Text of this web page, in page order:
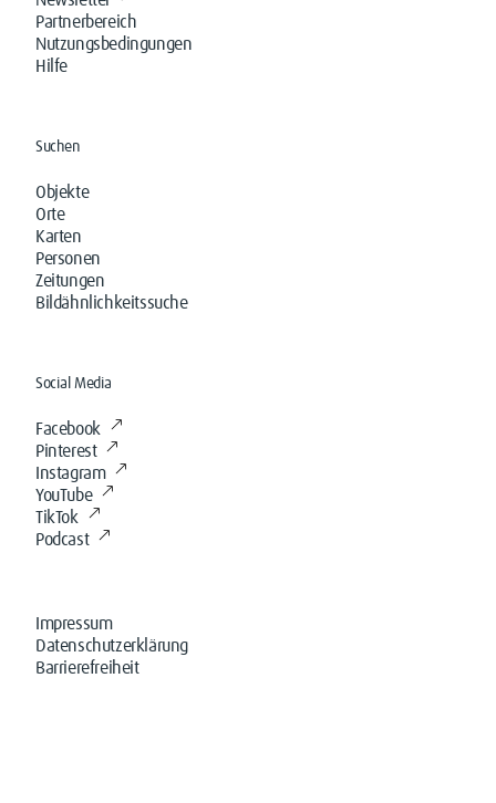
Partnerbereich
Nutzungsbedingungen
Hilfe
Suchen
Objekte
Orte
Karten
Personen
Zeitungen
Bildähnlichkeitssuche
Social Media
Facebook
Pinterest
Instagram
YouTube
TikTok
Podcast
Impressum
Datenschutzerklärung
Barrierefreiheit